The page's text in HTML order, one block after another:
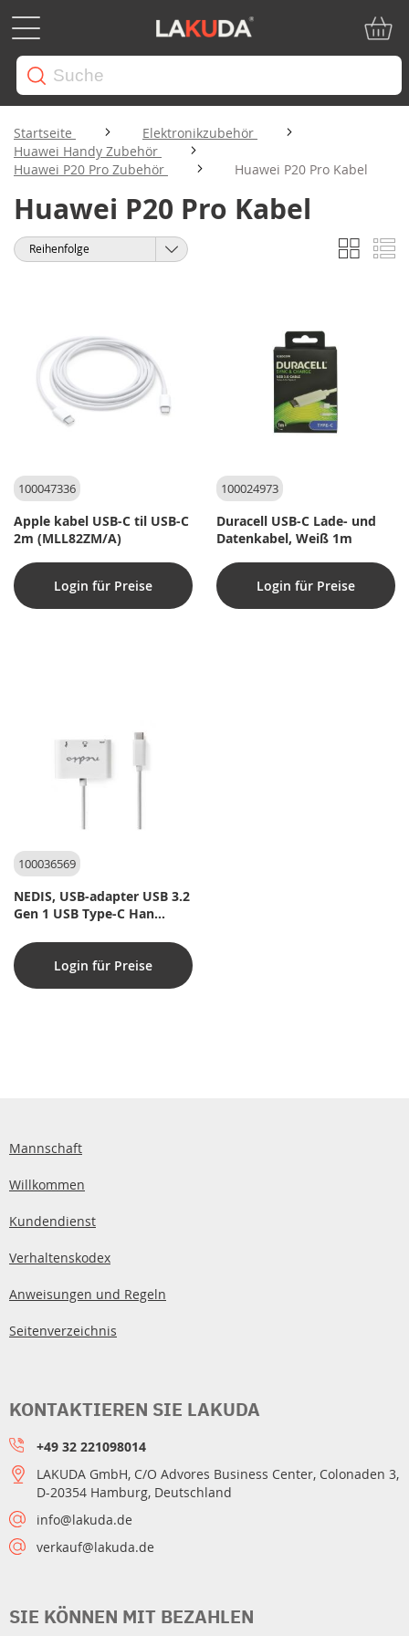
Startseite
Elektronikzubehör
Huawei Handy Zubehör
Huawei P20 Pro Zubehör
Huawei P20 Pro Kabel
Huawei P20 Pro Kabel
Anzeigen
als
Liste
Sortieren
100047336
Apple kabel USB-C til USB-C
2m (MLL82ZM/A)
Login für Preise
100024973
Duracell USB-C Lade- und
Datenkabel, Weiß 1m
Login für Preise
100036569
NEDIS, USB-adapter USB 3.2
Gen 1 USB Type-C Han
Hun / USB-A Hun 5 Gbps
0.20 m Runde
Nikkelplateret PVC Hvid
Login für Preise
Mannschaft
Willkommen
Kundendienst
Verhaltenskodex
Anweisungen und Regeln
Seitenverzeichnis
SIE KÖNNEN MIT BEZAHLEN
KONTAKTIEREN SIE LAKUDA
+49 32 221098014
LAKUDA GmbH, C/O Advores Business Center, Colonaden 3,
D-20354 Hamburg, Deutschland
info@lakuda.de
verkauf@lakuda.de